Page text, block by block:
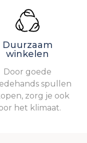
Duurzaam
winkelen
Door goede
spullen
zorg je ook
het klimaat.